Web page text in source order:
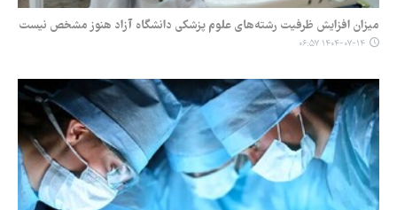
میزان افزایش ظرفیت رشته‌های علوم پزشکی دانشگاه آزاد هنوز مشخص نیست
۱۴۰۴-۰۷-۱۴ ۰۶:۵۷